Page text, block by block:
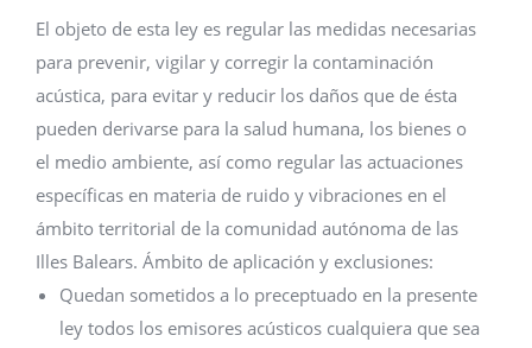
El objeto de esta ley es regular las medidas necesarias
para prevenir, vigilar y corregir la contaminación
acústica, para evitar y reducir los daños que de ésta
pueden derivarse para la salud humana, los bienes o
el medio ambiente, así como regular las actuaciones
específicas en materia de ruido y vibraciones en el
ámbito territorial de la comunidad autónoma de las
Illes Balears. Ámbito de aplicación y exclusiones:
Quedan sometidos a lo preceptuado en la presente
ley todos los emisores acústicos cualquiera que sea